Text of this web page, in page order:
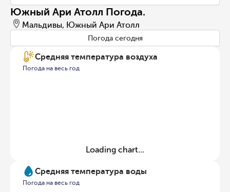
Южный Ари Атолл Погода.
Мальдивы, Южный Ари Атолл
Погода сегодня
Средняя температура воздуха
Погода на весь год
Loading chart...
Средняя температура воды
Погода на весь год